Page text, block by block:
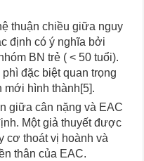
thuận chiều giữa nguy
định có ý nghĩa bởi
BN trẻ ( < 50 tuổi).
đặc biệt quan trọng
hình thành[5].
giữa cân nặng và EAC
Một giả thuyết được
cơ thoát vị hoành và
thân của EAC.